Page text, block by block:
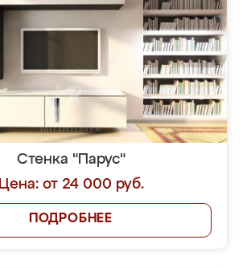
Стенка "Парус"
Цена: от 24 000 руб.
ПОДРОБНЕЕ